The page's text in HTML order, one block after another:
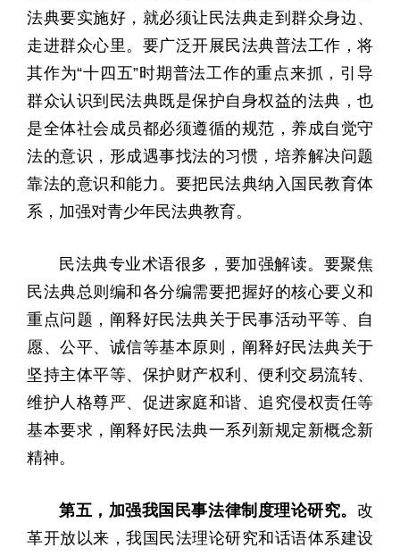
法典要实施好，就必须让民法典走到群众身边、
走进群众心里。要广泛开展民法典普法工作，将
其作为“十四五”时期普法工作的重点来抓，引导
群众认识到民法典既是保护自身权益的法典，也
是全体社会成员都必须遵循的规范，养成自觉守
法的意识，形成遇事找法的习惯，培养解决问题
靠法的意识和能力。要把民法典纳入国民教育体
系，加强对青少年民法典教育。
民法典专业术语很多，要加强解读。要聚焦
民法典总则编和各分编需要把握好的核心要义和
重点问题，阐释好民法典关于民事活动平等、自
愿、公平、诚信等基本原则，阐释好民法典关于
坚持主体平等、保护财产权利、便利交易流转、
维护人格尊严、促进家庭和谐、追究侵权责任等
基本要求，阐释好民法典一系列新规定新概念新
精神。
第五，加强我国民事法律制度理论研究。 改
革开放以来，我国民法理论研究和话语体系建设